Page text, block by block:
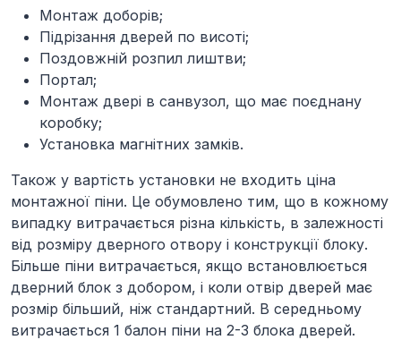
Монтаж доборів;
Підрізання дверей по висоті;
Поздовжній розпил лиштви;
Портал;
Монтаж двері в санвузол, що має поєднану
коробку;
Установка магнітних замків.
Також у вартість установки не входить ціна
монтажної піни. Це обумовлено тим, що в кожному
випадку витрачається різна кількість, в залежності
від розміру дверного отвору і конструкції блоку.
Більше піни витрачається, якщо встановлюється
дверний блок з добором, і коли отвір дверей має
розмір більший, ніж стандартний. В середньому
витрачається 1 балон піни на 2-3 блока дверей.